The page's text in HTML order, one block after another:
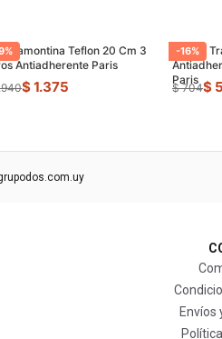
%Tramontina Teflon 20 Cm 3
Antiadherente Paris
$ 1.375
-16%
Sarten
Paris
$ 704$
Envíos